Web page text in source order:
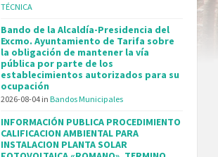
TÉCNICA
Bando de la Alcaldía-Presidencia del
Excmo. Ayuntamiento de Tarifa sobre
la obligación de mantener la vía
pública por parte de los
establecimientos autorizados para su
ocupación
2026-08-04 inBandos Municipales
INFORMACIÓN PUBLICA PROCEDIMIENTO
CALIFICACION AMBIENTAL PARA
INSTALACION PLANTA SOLAR